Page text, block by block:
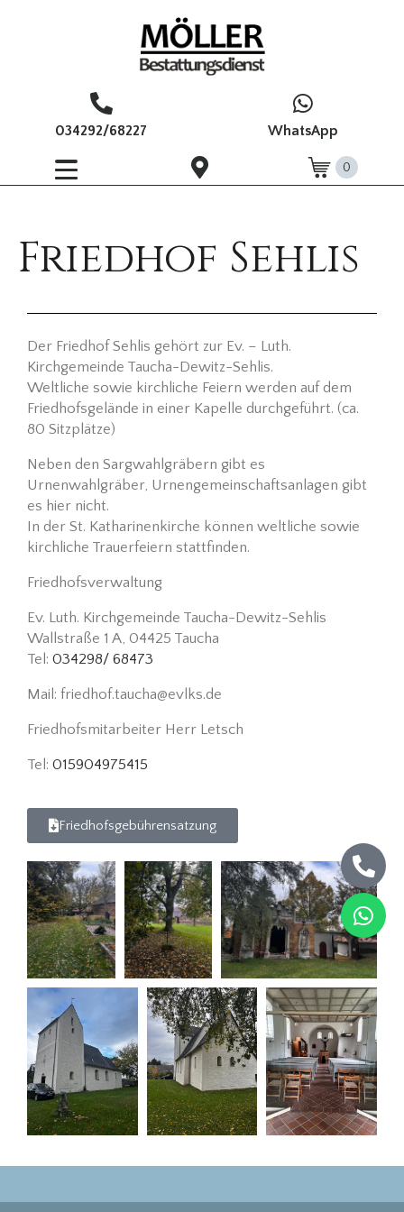
034292/68227 WhatsApp
0
Friedhof Sehlis
Der Friedhof Sehlis gehört zur Ev. – Luth.
Kirchgemeinde Taucha-Dewitz-Sehlis.
Weltliche sowie kirchliche Feiern werden auf dem
Friedhofsgelände in einer Kapelle durchgeführt. (ca.
80 Sitzplätze)
Neben den Sargwahlgräbern gibt es
Urnenwahlgräber, Urnengemeinschaftsanlagen gibt
es hier nicht.
In der St. Katharinenkirche können weltliche sowie
kirchliche Trauerfeiern stattfinden.
Friedhofsverwaltung
Ev. Luth. Kirchgemeinde Taucha-Dewitz-Sehlis
Wallstraße 1 A, 04425 Taucha
Tel: 034298/ 68473
Mail: friedhof.taucha@evlks.de
Friedhofsmitarbeiter Herr Letsch
Tel: 015904975415
Friedhofsgebührensatzung